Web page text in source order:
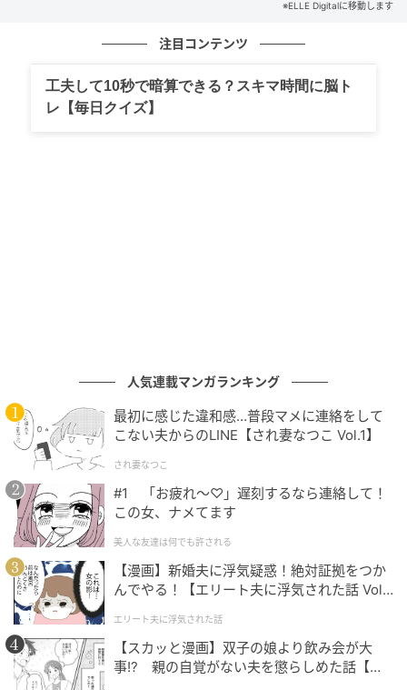
Jamie McCarthy / Getty Images
マドンナ（Madonna）
ドレス／サンローラン
※ELLE Digitalに移動します
注目コンテンツ
工夫して10秒で暗算できる？スキマ時間に脳ト
レ【毎日クイズ】
人気連載マンガランキング
最初に感じた違和感…普段マメに連絡をして
こない夫からのLINE【され妻なつこ Vol.1】
され妻なつこ
#1 「お疲れ〜♡」遅刻するなら連絡して！
この女、ナメてます
美人な友達は何でも許される
【漫画】新婚夫に浮気疑惑！絶対証拠をつか
んでやる！【エリート夫に浮気された話 Vol.
エリート夫に浮気された話
【スカッと漫画】双子の娘より飲み会が大
事!? 親の自覚がない夫を懲らしめた話【第1